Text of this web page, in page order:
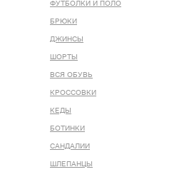
ФУТБОЛКИ И ПОЛО
БРЮКИ
ДЖИНСЫ
ШОРТЫ
ВСЯ ОБУВЬ
КРОССОВКИ
КЕДЫ
БОТИНКИ
САНДАЛИИ
ШЛЕПАНЦЫ